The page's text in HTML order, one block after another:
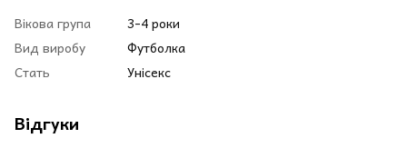
Вікова група
3-4 роки
Вид виробу
Футболка
Стать
Унісекс
Відгуки